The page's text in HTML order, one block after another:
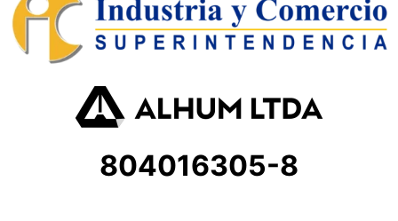
804016305-8